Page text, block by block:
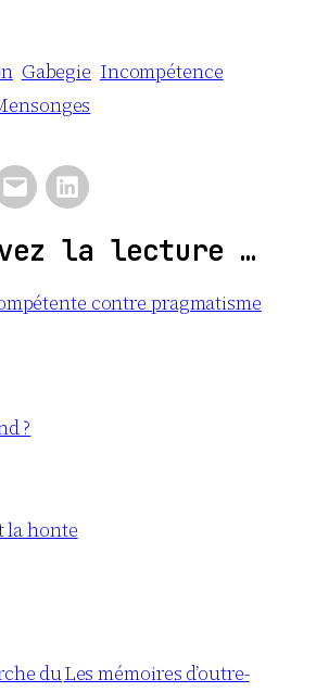
Gabegie Incompétence
la lecture …
contre pragmatisme
?
la honte
duLes mémoires d’outre-